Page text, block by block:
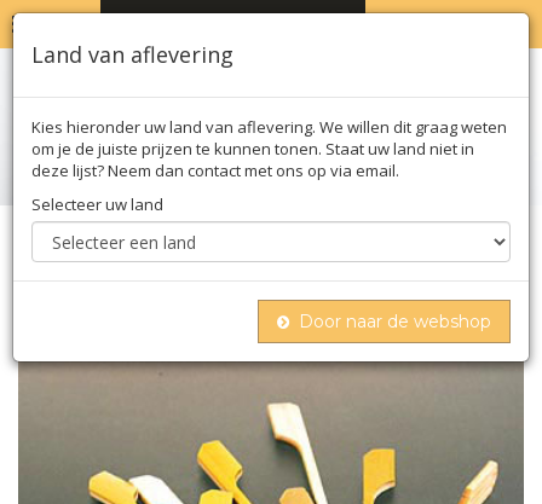
Home Moleculair
Bamboo -spiesjes, met lommerrijke, 7 cm, 250 st
Land van aflevering
Kies hieronder uw land van aflevering. We willen dit graag weten
om je de juiste prijzen te kunnen tonen. Staat uw land niet in
deze lijst? Neem dan contact met ons op via email.
Selecteer uw land
Door naar de webshop